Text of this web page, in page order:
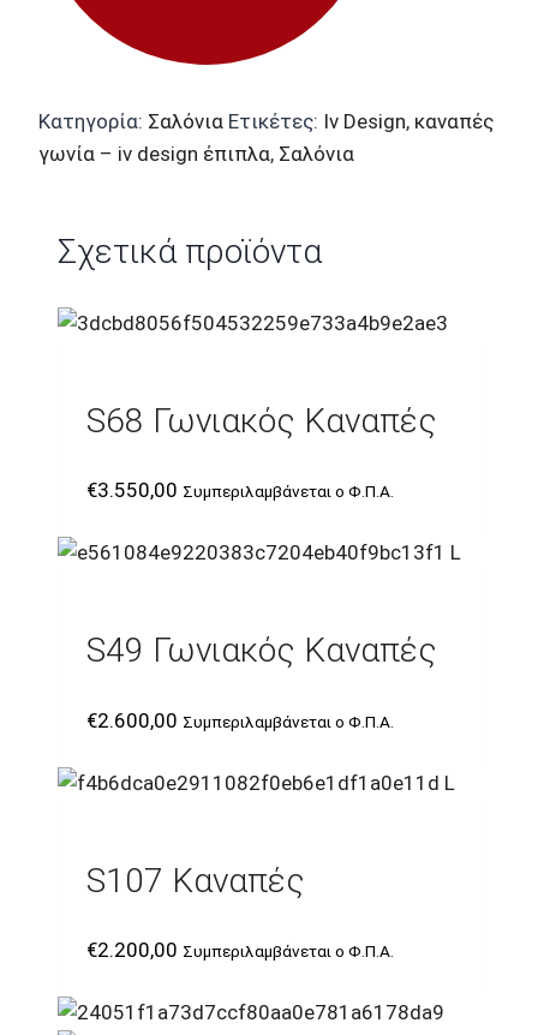
Κατηγορία: Σαλόνια Ετικέτες: Iv Design, καναπές
γωνία – iv design έπιπλα, Σαλόνια
Σχετικά προϊόντα
S68 Γωνιακός Καναπές
€3.550,00 Συμπεριλαμβάνεται ο Φ.Π.Α.
S49 Γωνιακός Καναπές
€2.600,00 Συμπεριλαμβάνεται ο Φ.Π.Α.
S107 Καναπές
€2.200,00 Συμπεριλαμβάνεται ο Φ.Π.Α.